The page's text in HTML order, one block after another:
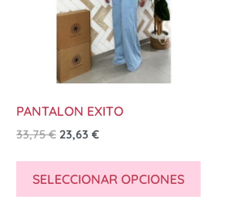
PANTALON EXITO
33,75€ 23,63 €
SELECCIONAR OPCIONES